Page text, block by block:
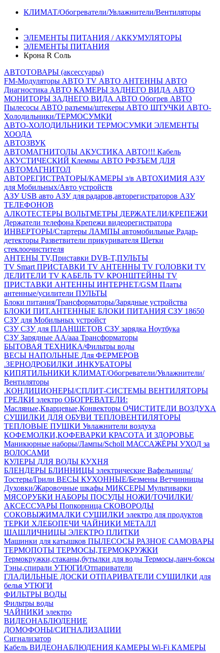
КЛИМАТ/Обогреватели/Увлажнители/Вентиляторы
ЭЛЕМЕНТЫ ПИТАНИЯ / АККУМУЛЯТОРЫ
ЭЛЕМЕНТЫ ПИТАНИЯ
Крона R Соль
АВТОТОВАРЫ (аксессуары)
FM-Модуляторы АВТО TV АВТО АНТЕННЫ АВТО
Диагностика АВТО КАМЕРЫ ЗАДНЕГО ВИДА АВТО
МОНИТОРЫ ЗАДНЕГО ВИДА АВТО Обогрев АВТО
Пылесосы АВТО разъемы/штекеры АВТО ШТУЧКИ АВТО-
Холодильники/ТЕРМОСУМКИ
АВТО-ХОЛОДИЛЬНИКИ ТЕРМОСУМКИ ЭЛЕМЕНТЫ
ХООДА
АВТОЗВУК
АВТОМАГНИТОЛЫ АКУСТИКА АВТО!!! Кабель
АКУСТИЧЕСКИЙ Клеммы АВТО РФЗЪЕМ ДЛЯ
АВТОМАГНИТОЛ
АВТОРЕГИСТРАТОРЫ/КАМЕРЫ з/в АВТОХИМИЯ АЗУ
для Мобильных/Авто устройств
АЗУ USB авто АЗУ для радаров,авторегистраторов АЗУ
ТЕЛЕФОНОВ
АЛКОТЕСТЕРЫ ВОЛЬТМЕТРЫ ДЕРЖАТЕЛИ/КРЕПЕЖИ
Держатели телефона Крепежи видеорегистратора
ИНВЕРТОРЫ/Стартеры ЛАМПЫ автомобильные Радар-
детекторы Разветвители прикуривателя Щетки
стеклоочистителя
АНТЕНЫ ТV,Приставки DVB-T,ПУЛЬТЫ
TV Smart ПРИСТАВКИ TV АНТЕННЫ TV ГОЛОВКИ TV
ДЕЛИТЕЛИ TV КАБЕЛЬ TV КРОНШТЕЙНЫ TV
ПРИСТАВКИ АНТЕННЫ ИНТЕРНЕТ/GSM Платы
антенные/усилители ПУЛЬТЫ
Блоки питания/Трансформаторы/Зарядные устройства
БЛОКИ ПИТ.АНТЕННЫЕ БЛОКИ ПИТАНИЯ СЗУ 18650
СЗУ для Мобильных устройст
СЗУСЗУ для ПЛАНШЕТОВ СЗУ зарядка Ноутбука
СЗУ Зарядные АА/ааа Трансформаторы
БЫТОВАЯ ТЕХНИКА/Фильтры воды
ВЕСЫ НАПОЛЬНЫЕ Для ФЕРМЕРОВ
.ЗЕРНОДРОБИЛКИ .ИНКУБАТОРЫ
КИПЯТИЛЬНИКИ КЛИМАТ/Обогреватели/Увлажнители/
Вентиляторы
.КОНДИЦИОНЕРЫ/СПЛИТ-СИСТЕМЫ ВЕНТИЛЯТОРЫ
ГРЕЛКИ электро ОБОГРЕВАТЕЛИ:
Масляные,Кварцевые,Конвекторы ОЧИСТИТЕЛИ ВОЗДУХА
СУШИЛКИ ДЛЯ ОБУВИ ТЕПЛОВЕНТИЛЯТОРЫ
ТЕПЛОВЫЕ ПУШКИ Увлажнители воздуха
КОФЕМОЛКИ,КОФЕВАРКИ КРАСОТА И ЗДОРОВЬЕ
Маникюрные наборы/Лампы/Scholl МАССАЖЁРЫ УХОД за
ВОЛОСАМИ
КУЛЕРЫ ДЛЯ ВОДЫ КУХНЯ
БЛЕНДЕРЫ БЛИННИЦЫ электрические Вафельницы/
Тостеры/Грили ВЕСЫ КУХОННЫЕ/Безмены Ветчинницы
Духовки/Жаровочные шкафы МИКСЕРЫ Мультиварки
МЯСОРУБКИ НАБОРЫ ПОСУДЫ НОЖИ/ТОЧИЛКИ/
АКСЕССУАРЫ Попкорница СКОВОРОДЫ
СОКОВЫЖИМАЛКИ СУШИЛКИ электро для продуктов
ТЕРКИ ХЛЕБОПЕЧИ ЧАЙНИКИ МЕТАЛЛ
ШАШЛИЧНИЦЫ ЭЛЕКТРО ПЛИТКИ
Машинки для катышков ПЫЛЕСОСЫ РАЗНОЕ САМОВАРЫ
ТЕРМОПОТЫ ТЕРМОСЫ,ТЕРМОКРУЖКИ
Термокружки,стаканы,бутылки для воды Термосы,ланч-боксы
Тэны,спирали УТЮГИ/Отпариватели
ГЛАДИЛЬНЫЕ ДОСКИ ОТПАРИВАТЕЛИ СУШИЛКИ для
белья УТЮГИ
ФИЛЬТРЫ ВОДЫ
Фильтры воды
ЧАЙНИКИ электро
ВИДЕОНАБЛЮДЕНИЕ
ДОМОФОНЫ/СИГНАЛИЗАЦИИ
Сигнализатор
Кабель ВИДЕОНАБЛЮДЕНИЯ КАМЕРЫ Wi-Fi КАМЕРЫ